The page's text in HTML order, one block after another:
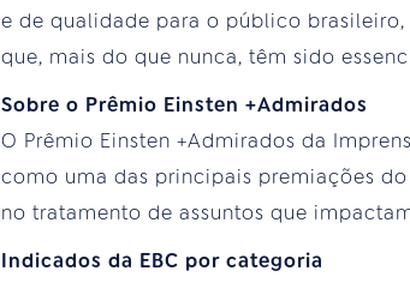
e de qualidade para o público
que, mais do que nunca, têm sido
Sobre o Prêmio Einsten +Admirados
O Prêmio Einsten +Admirados da
como uma das principais premiações
no tratamento de assuntos que
Indicados da EBC por categoria